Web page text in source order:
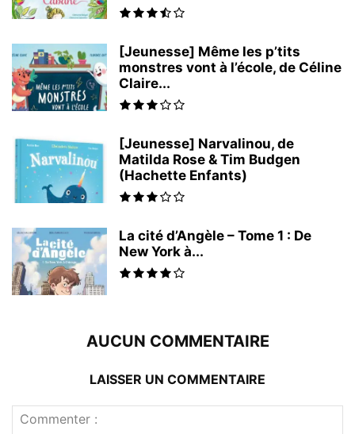
[Jeunesse] Même les p’tits
monstres vont à l’école, de Céline
Claire...
[Jeunesse] Narvalinou, de
Matilda Rose & Tim Budgen
(Hachette Enfants)
La cité d’Angèle – Tome 1 : De
New York à...
AUCUN COMMENTAIRE
LAISSER UN COMMENTAIRE